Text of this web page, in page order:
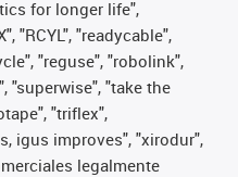
for longer life",
"RCYL", "readycable",
"reguse", "robolink",
"superwise", "take the
"triflex",
igus improves", "xirodur",
legalmente